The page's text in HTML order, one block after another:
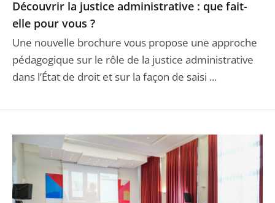
Découvrir la justice administrative : que fait-
elle pour vous ?
Une nouvelle brochure vous propose une approche
pédagogique sur le rôle de la justice administrative
dans l’État de droit et sur la façon de saisi ...